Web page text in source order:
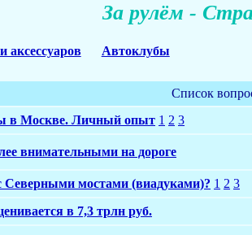
За рулём -
аксессуаров Автоклубы
Список
в Москве. Личный опыт 1 2 3
внимательными на дороге
Северными мостами (виадуками)? 1 2 3
в 7,3 трлн руб.